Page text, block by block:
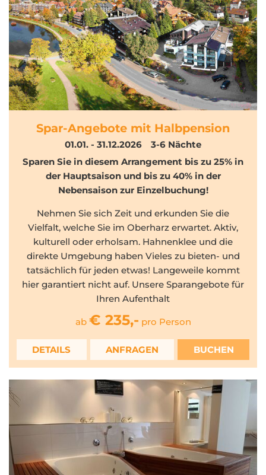
Spar-Angebote mit Halbpension
01.01. - 31.12.2026 3-6 Nächte
Sparen Sie in diesem Arrangement bis zu 25% in
der Hauptsaison und bis zu 40% in der
Nebensaison zur Einzelbuchung!
Nehmen Sie sich Zeit und erkunden Sie die
Vielfalt, welche Sie im Oberharz erwartet. Aktiv,
kulturell oder erholsam. Hahnenklee und die
direkte Umgebung haben Vieles zu bieten- und
tatsächlich für jeden etwas! Langeweile kommt
hier garantiert nicht auf. Unsere Sparangebote für
Ihren Aufenthalt
ab € 235,- pro Person
DETAILS ANFRAGEN BUCHEN